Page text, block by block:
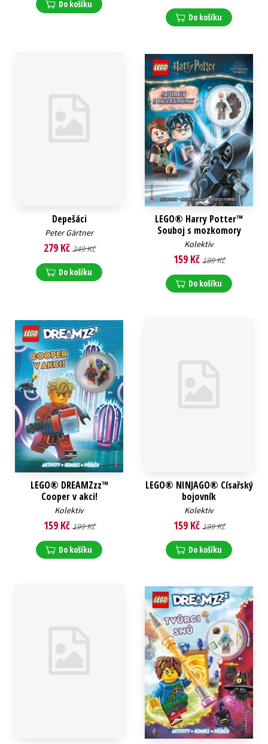
Do košíku
Do košíku
Depešáci
Peter Gärtner
279 Kč 349 Kč
Do košíku
LEGO® Harry Potter™
Souboj s mozkomory
Kolektiv
159 Kč 199 Kč
Do košíku
LEGO® DREAMZzz™
Cooper v akci!
Kolektiv
159 Kč 199 Kč
Do košíku
LEGO® NINJAGO® Císařský
bojovník
Kolektiv
159 Kč 199 Kč
Do košíku